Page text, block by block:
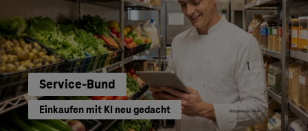
Service-Bund
Einkaufen mit KI neu gedacht